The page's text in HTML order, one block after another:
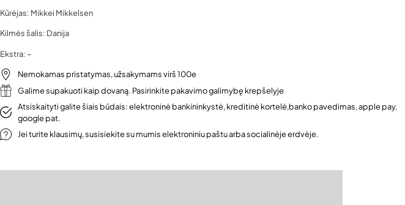
Kūrėjas: Mikkei Mikkelsen
Kilmės šalis: Danija
Ekstra: –
Nemokamas pristatymas, užsakymams virš 100e
Galime supakuoti kaip dovaną. Pasirinkite pakavimo galimybę krepšelyje
Atsiskaityti galite šiais būdais: elektroninė bankininkystė, kreditinė kortelė,banko pavedimas, apple pay,
google pat.
Jei turite klausimų, susisiekite su mumis elektroniniu paštu arba socialinėje erdvėje.